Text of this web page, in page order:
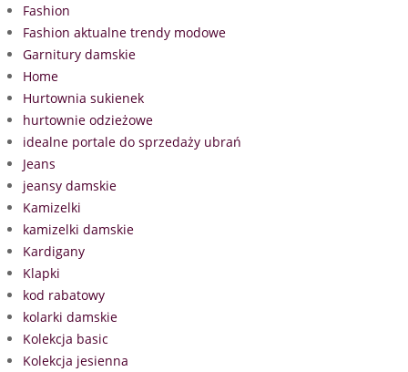
Fashion
Fashion aktualne trendy modowe
Garnitury damskie
Home
Hurtownia sukienek
hurtownie odzieżowe
idealne portale do sprzedaży ubrań
Jeans
jeansy damskie
Kamizelki
kamizelki damskie
Kardigany
Klapki
kod rabatowy
kolarki damskie
Kolekcja basic
Kolekcja jesienna